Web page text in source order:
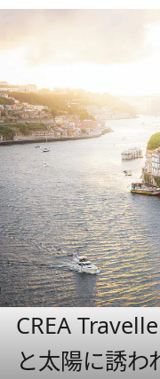
CREA
と太陽に誘わ